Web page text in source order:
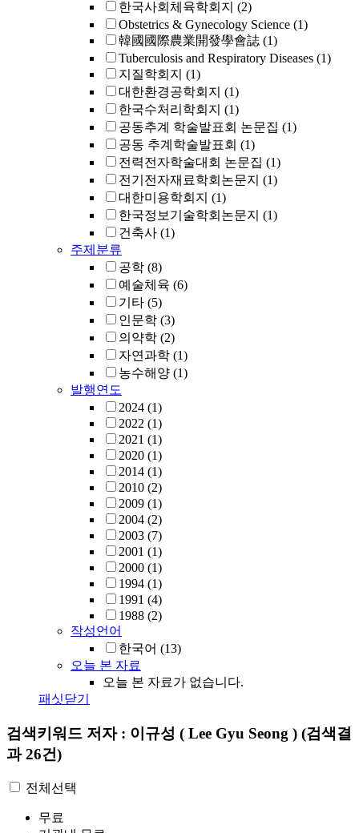
한국사회체육학회지 (2)
Obstetrics & Gynecology Science (1)
韓國國際農業開發學會誌 (1)
Tuberculosis and Respiratory Diseases (1)
지질학회지 (1)
대한환경공학회지 (1)
한국수처리학회지 (1)
공동추계 학술발표회 논문집 (1)
공동 추계학술발표회 (1)
전력전자학술대회 논문집 (1)
전기전자재료학회논문지 (1)
대한미용학회지 (1)
한국정보기술학회논문지 (1)
건축사 (1)
주제분류
공학 (8)
예술체육 (6)
기타 (5)
인문학 (3)
의약학 (2)
자연과학 (1)
농수해양 (1)
발행연도
2024 (1)
2022 (1)
2021 (1)
2020 (1)
2014 (1)
2010 (2)
2009 (1)
2004 (2)
2003 (7)
2001 (1)
2000 (1)
1994 (1)
1991 (4)
1988 (2)
작성언어
한국어 (13)
오늘 본 자료
오늘 본 자료가 없습니다.
패싯닫기
검색키워드 저자 : 이규성 ( Lee Gyu Seong ) (검색결
과 26건)
전체선택
무료